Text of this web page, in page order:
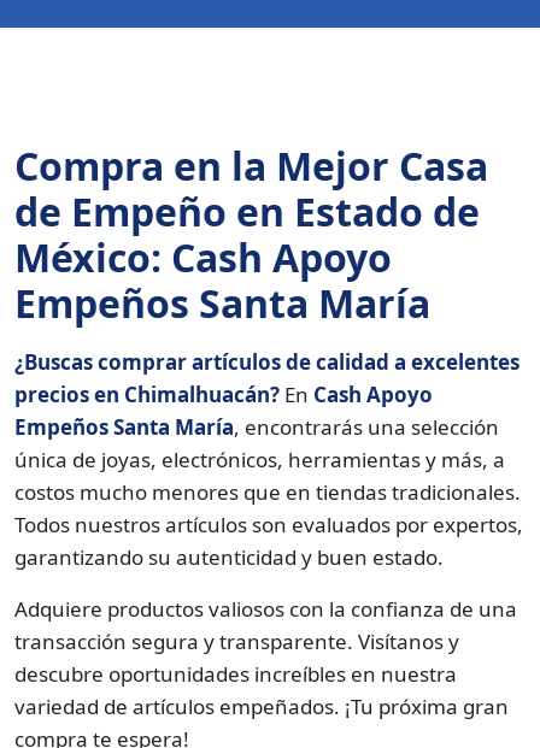
Compra en la Mejor Casa
de Empeño en Estado de
México: Cash Apoyo
Empeños Santa María
¿Buscas comprar artículos de calidad a excelentes
precios en Chimalhuacán? En Cash Apoyo
Empeños Santa María, encontrarás una selección
única de joyas, electrónicos, herramientas y más, a
costos mucho menores que en tiendas tradicionales.
Todos nuestros artículos son evaluados por expertos,
garantizando su autenticidad y buen estado.
Adquiere productos valiosos con la confianza de una
transacción segura y transparente. Visítanos y
descubre oportunidades increíbles en nuestra
variedad de artículos empeñados. ¡Tu próxima gran
compra te espera!